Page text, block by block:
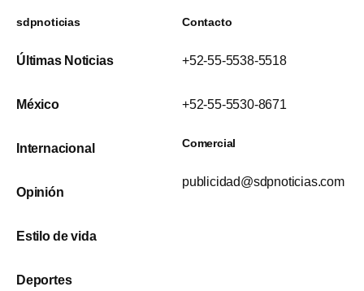
sdpnoticias
Últimas Noticias
México
Internacional
Opinión
Estilo de vida
Deportes
Contacto
+52-55-5538-5518
+52-55-5530-8671
Comercial
publicidad@sdpnoticias.com